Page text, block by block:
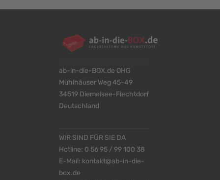
ab-in-die-BOX.de OHG
Mühlhäuser Weg 45-49
34519 Diemelsee-Flechtdorf
Deutschland
WIR SIND FÜR SIE DA
Hotline: 0 56 95 / 99 100 38
E-Mail: kontakt@ab-in-die-
box.de